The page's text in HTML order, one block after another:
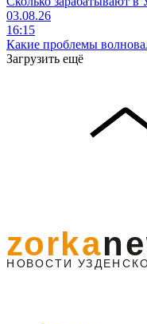
03.08.26
16:15
Какие проблемы
Загрузить ещё